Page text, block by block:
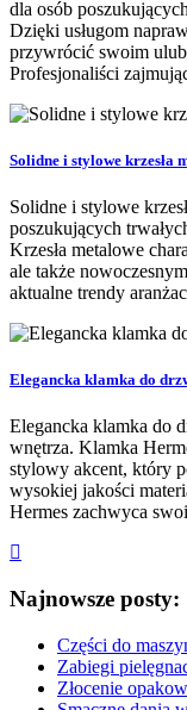
dla osób
Dzięki usługom
przywrócić swoim
Profesjonaliści
Solidne i stylowe krzesła
Solidne i stylowe
poszukujących
Krzesła metalowe
ale także
aktualne trendy
Elegancka klamka do
Elegancka klamka do
wnętrza. Klamka
stylowy akcent, który
wysokiej jakości
Hermes zachwyca
Najnowsze posty:
Części do
Zabiegi
Złocenie